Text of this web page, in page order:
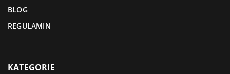
BLOG
REGULAMIN
KATEGORIE